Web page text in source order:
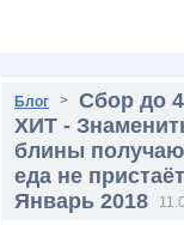
Блог > Сбор до
ХИТ -
блины
еда не
Январь 2018